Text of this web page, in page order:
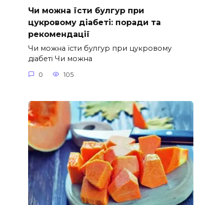
Чи можна їсти булгур при
цукровому діабеті: поради та
рекомендації
Чи можна їсти булгур при цукровому
діабеті Чи можна
0 105